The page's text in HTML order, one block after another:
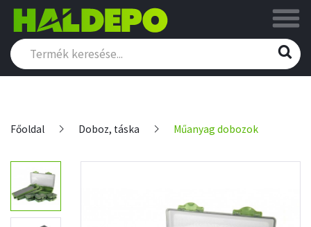
Főoldal Doboz, táska Műanyag dobozok